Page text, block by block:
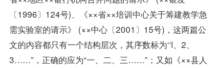
〔1996〕124号)、《××省××培训中心关于筹建教学急
需实验室的请示》 (××中心〔2001〕15号)，这两篇公
文的内容都只有一个结构层次，其序数标为‘‘l、2、
3……”，正确的应为“一、二、三……”；又如《××县人